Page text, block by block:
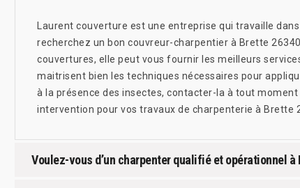
Laurent couverture est une entreprise qui travaille
recherchez un bon couvreur-charpentier à Brette
couvertures, elle peut vous fournir les meilleurs
maitrisent bien les techniques nécessaires pour
à la présence des insectes, contacter-la à tout
intervention pour vos travaux de charpenterie à Brette
Voulez-vous d’un charpenter qualifié et opérationnel à